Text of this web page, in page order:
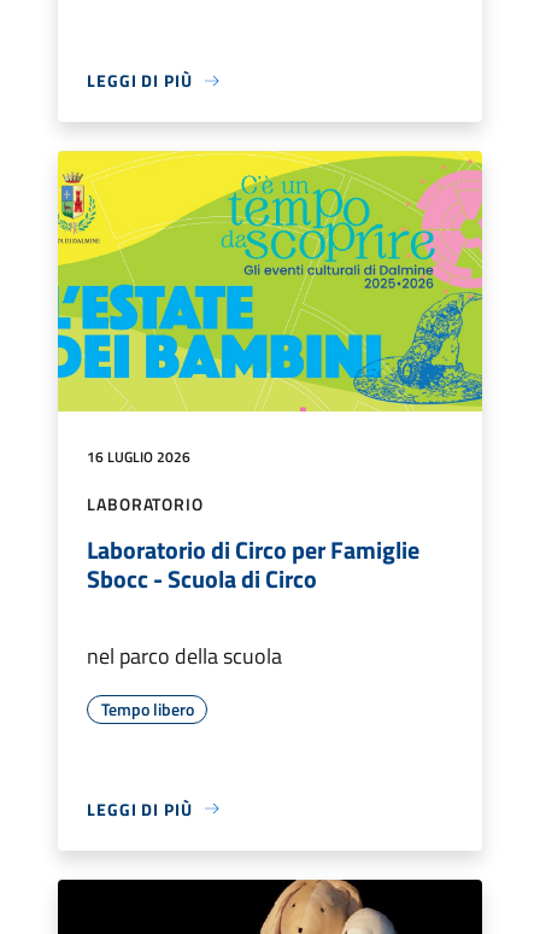
LEGGI DI PIÙ
16 LUGLIO 2026
LABORATORIO
Laboratorio di Circo per Famiglie
Sbocc - Scuola di Circo
nel parco della scuola
Tempo libero
LEGGI DI PIÙ